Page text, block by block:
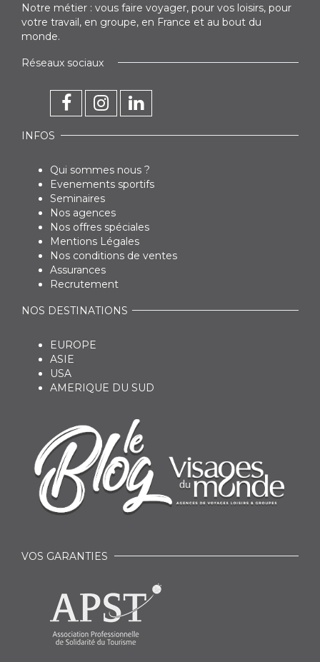
Notre métier : vous faire voyager, pour vos loisirs, pour
votre travail, en groupe, en France et au bout du
monde.
Réseaux sociaux
INFOS
Qui sommes nous ?
Evenements sportifs
Seminaires
Nos agences
Nos offres spéciales
Mentions Légales
Nos conditions de ventes
Assurances
Recrutement
NOS DESTINATIONS
EUROPE
ASIE
USA
AMERIQUE DU SUD
VOS GARANTIES